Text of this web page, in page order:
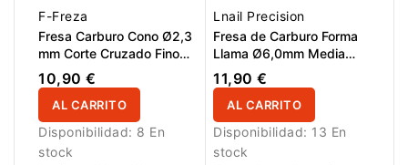
F-Freza
Fresa Carburo Cono Ø2,3
mm Corte Cruzado Fino
LT 14,0 mm
10,90 €
AL CARRITO
Disponibilidad: 8 En
stock
Lnail Precision
Fresa de Carburo Forma
Llama Ø6,0mm Media
Corte Cruzado LT
16,0mm L/R
11,90 €
AL CARRITO
Disponibilidad: 13 En
stock